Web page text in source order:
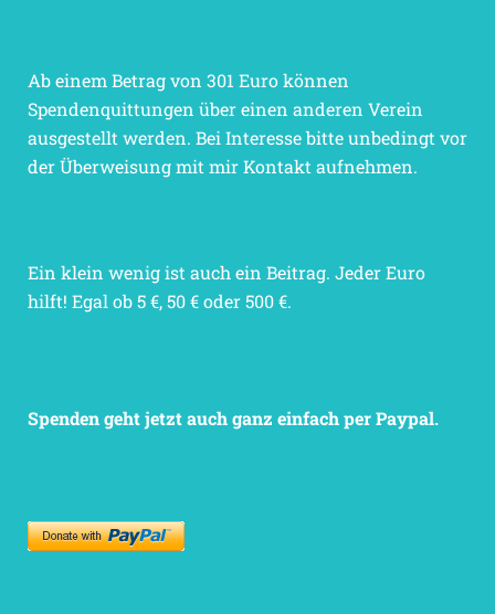
Ab einem Betrag von 301 Euro können
Spendenquittungen über einen anderen Verein
ausgestellt werden. Bei Interesse bitte unbedingt vor
der Überweisung mit mir Kontakt aufnehmen.
Ein klein wenig ist auch ein Beitrag. Jeder Euro
hilft! Egal ob 5 €, 50 € oder 500 €.
Spenden geht jetzt auch ganz einfach per Paypal.